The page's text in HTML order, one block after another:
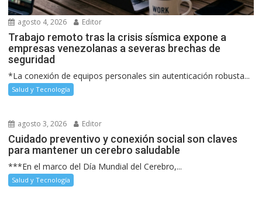
agosto 4, 2026 Editor
Trabajo remoto tras la crisis sísmica expone a
empresas venezolanas a severas brechas de
seguridad
*La conexión de equipos personales sin autenticación robusta...
Salud y Tecnología
agosto 3, 2026 Editor
Cuidado preventivo y conexión social son claves
para mantener un cerebro saludable
***En el marco del Día Mundial del Cerebro,...
Salud y Tecnología